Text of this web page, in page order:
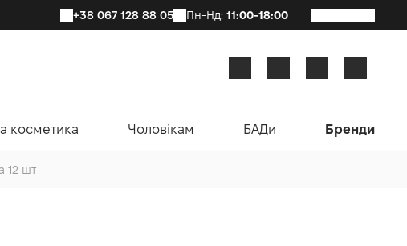
+38 067 128 88 05 Пн-Нд: 11:00-18:00
косметика Чоловікам БАДи Бренди
12 шт